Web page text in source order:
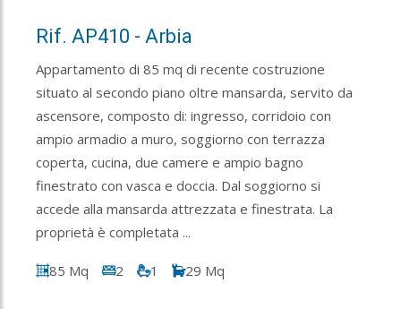
Rif. AP410 - Arbia
Appartamento di 85 mq di recente costruzione
situato al secondo piano oltre mansarda, servito da
ascensore, composto di: ingresso, corridoio con
ampio armadio a muro, soggiorno con terrazza
coperta, cucina, due camere e ampio bagno
finestrato con vasca e doccia. Dal soggiorno si
accede alla mansarda attrezzata e finestrata. La
proprietà è completata ...
85 Mq 2 1 29 Mq